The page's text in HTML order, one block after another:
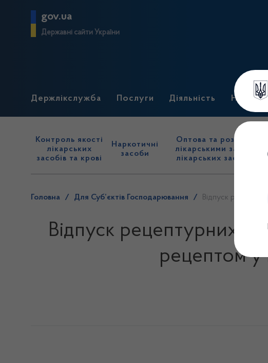
gov.ua
Державні сайти України
Держлікслужба Послуги Діяльність
Контроль якості
лікарських
засобів та крові
Наркотичні
засоби
Оптова та роздрібна
лікарськими
лікарських засобів
Головна / Для Суб’єктів Господарювання / Відпуск
Відпуск рецептурних
рецептом